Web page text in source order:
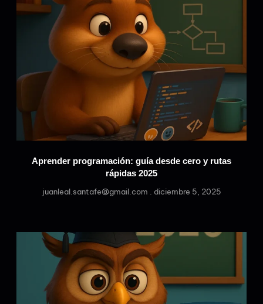
Aprender programación: guía desde cero y rutas
rápidas 2025
juanleal.santafe@gmail.com diciembre 5, 2025